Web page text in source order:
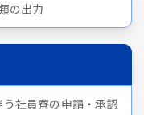
の出力
社員寮の申請・承認